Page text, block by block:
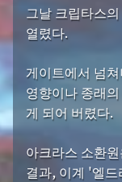
그날 크립타스
열렸다.
게이트에서 넘
영향이나 종래
게 되어 버렸다.
아크라스 소환
결과, 이계 '엘